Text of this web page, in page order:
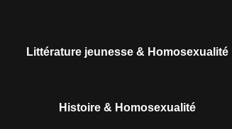
Littérature jeunesse & Homosexualité
Histoire & Homosexualité